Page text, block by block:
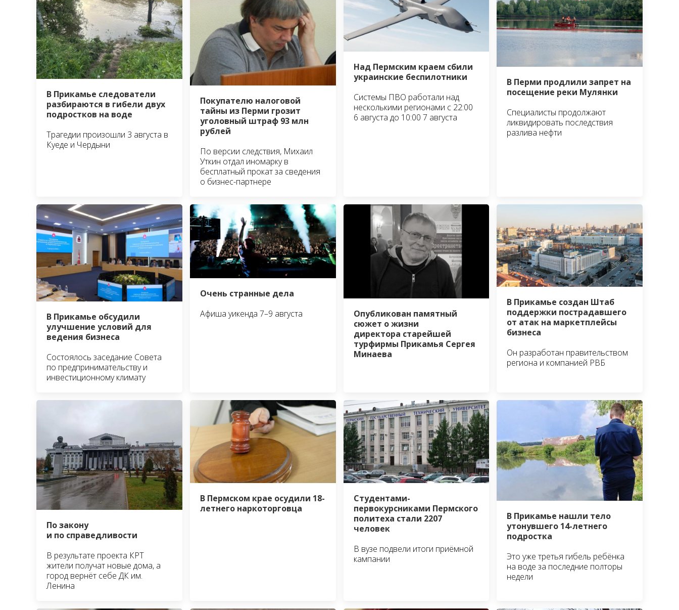
В Прикамье следователи
разбираются в гибели двух
подростков на воде
Трагедии произошли 3 августа в
Куеде и Чердыни
Покупателю налоговой
тайны из Перми грозит
уголовный штраф 93 млн
рублей
По версии следствия, Михаил
Уткин отдал иномарку в
бесплатный прокат за сведения
о бизнес-партнере
Над Пермским краем сбили
украинские беспилотники
Системы ПВО работали над
несколькими регионами с 22:00
6 августа до 10:00 7 августа
В Перми продлили запрет на
посещение реки Мулянки
Специалисты продолжают
ликвидировать последствия
разлива нефти
В Прикамье обсудили
улучшение условий для
ведения бизнеса
Состоялось заседание Совета
по предпринимательству и
инвестиционному климату
Очень странные дела
Афиша уикенда 7–9 августа
Опубликован памятный
сюжет о жизни
директора старейшей
турфирмы Прикамья Сергея
Минаева
В Прикамье создан Штаб
поддержки пострадавшего
от атак на маркетплейсы
бизнеса
Он разработан правительством
региона и компанией РВБ
По закону
и по справедливости
В результате проекта КРТ
жители получат новые дома, а
город вернёт себе ДК им.
Ленина
В Пермском крае осудили 18-
летнего наркоторговца
Студентами-
первокурсниками Пермского
политеха стали 2207
человек
В вузе подвели итоги приёмной
кампании
В Прикамье нашли тело
утонувшего 14-летнего
подростка
Это уже третья гибель ребёнка
на воде за последние полторы
недели